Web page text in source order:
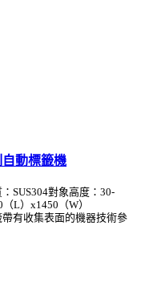
動標籤機
SUS304對象高度：30-
L）x1450（W）
有收集表面的機器技術參